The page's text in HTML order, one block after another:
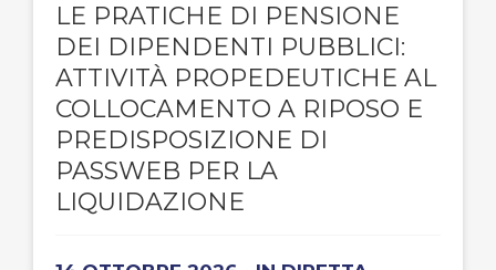
LE PRATICHE DI PENSIONE
DEI DIPENDENTI PUBBLICI:
ATTIVITÀ PROPEDEUTICHE AL
COLLOCAMENTO A RIPOSO E
PREDISPOSIZIONE DI
PASSWEB PER LA
LIQUIDAZIONE